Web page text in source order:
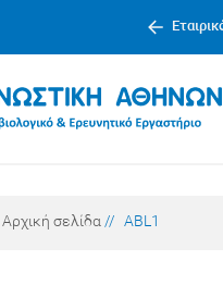
Αρχική σελίδα // ABL1